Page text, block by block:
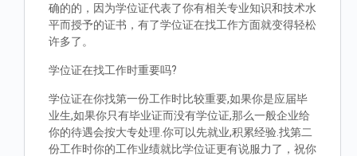
确的的，因为学位证代表了你有相关专业知识和技术水
平而授予的证书，有了学位证在找工作方面就变得轻松
许多了。
学位证在找工作时重要吗?
学位证在你找第一份工作时比较重要,如果你是应届毕
业生,如果你只有毕业证而没有学位证,那么一般企业给
你的待遇会按大专处理.你可以先就业,积累经验.找第二
份工作时你的工作业绩就比学位证更有说服力了，祝你